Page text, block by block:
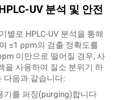
UV 분석 및 안전
별로 HPLC-UV 분석을 통해
≤1 ppm의 검출 정확도를
미만으로 떨어질 경우, 사
을 사용하여 질소 분위기 하
다음과 같습니다:
기를 퍼징(purging)합니다